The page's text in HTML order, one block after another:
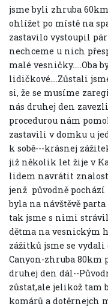
jsme byli zhruba
ohlížet po místě na
zastavilo vystoupil
nechceme u nich
malé vesničky.....Oba
lidičkové....Zůstali
si, že se musíme
nás druhej den
procedurou nám
zastavili v domku u
k sobě---krásnej
již několik let žije v
lidem navrátit znalost
jenž původně pochází
byla na návštěvě
tak jsme s nimi
dětma na vesnickým
zážitků jsme se
Canyon-zhruba 80km
druhej den dál--
zůstat,ale jelikož tam
komárů a dotěrnejch